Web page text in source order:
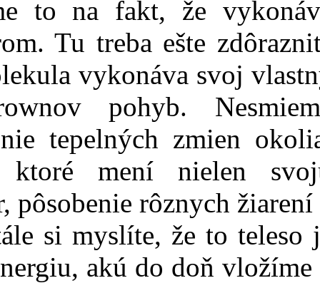
to na fakt, že
Tu treba ešte
vykonáva svoj
pohyb.
tepelných zmien
ktoré mení nielen
pôsobenie rôznych žiarení
si myslíte, že to teleso
akú do doň vložíme